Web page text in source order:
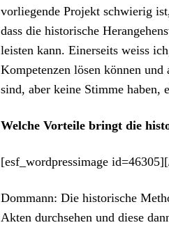
vor­liegende Pro­jekt schwierig
dass die his­torische
leis­ten kann. Ein­er­seits weiss
Kom­pe­ten­zen lösen kön­nen
sind, aber keine Stimme haben,
Welche Vorteile bringt die
[esf_wordpressimage
Dom­mann: Die his­torische
Akten durch­se­hen und diese